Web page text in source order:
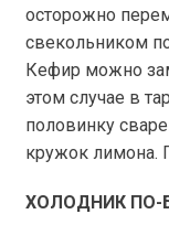
осторожно
свекольником
Кефир можно
этом случае в
половинку
кружок лимона.
ХОЛОДНИК ПО-